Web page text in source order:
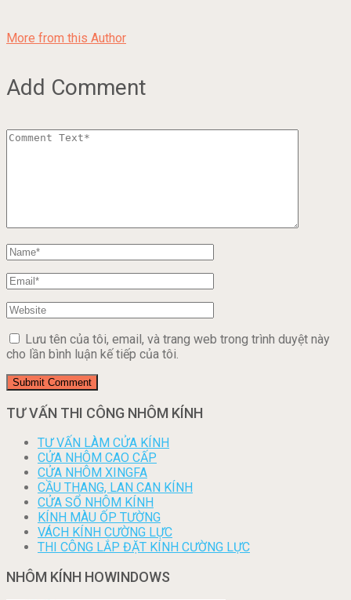
More from this Author
Add Comment
Lưu tên của tôi, email, và trang web trong trình duyệt này
cho lần bình luận kế tiếp của tôi.
TƯ VẤN THI CÔNG NHÔM KÍNH
TƯ VẤN LÀM CỬA KÍNH
CỬA NHÔM CAO CẤP
CỬA NHÔM XINGFA
CẦU THANG, LAN CAN KÍNH
CỬA SỔ NHÔM KÍNH
KÍNH MÀU ỐP TƯỜNG
VÁCH KÍNH CƯỜNG LỰC
THI CÔNG LẮP ĐẶT KÍNH CƯỜNG LỰC
NHÔM KÍNH HOWINDOWS